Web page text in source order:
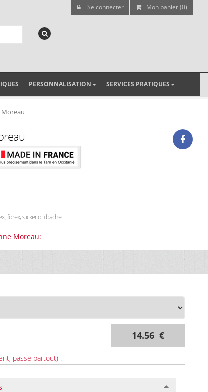
Se connecter Mon panier (0)
PERSONNALISATION SERVICES PRATIQUES
Moreau
forex, sticker ou bache.
Moreau:
14.56 €
passe partout) :